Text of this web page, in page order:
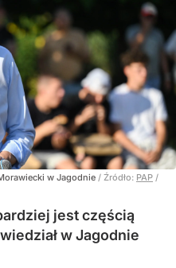
w Jagodnie / Źródło: PAP /
jest częścią
w Jagodnie